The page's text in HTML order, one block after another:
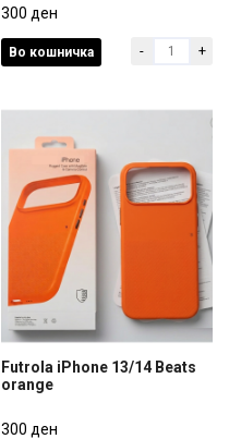
black
300 ден
300 ден
Во кошничка - +
orange
Futrola iPhone 13/14 Beats
orange
300 ден